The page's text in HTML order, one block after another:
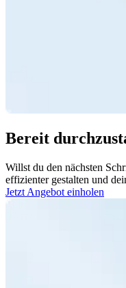
Bereit
Willst du den nächsten
effizienter gestalten und
Jetzt Angebot einholen